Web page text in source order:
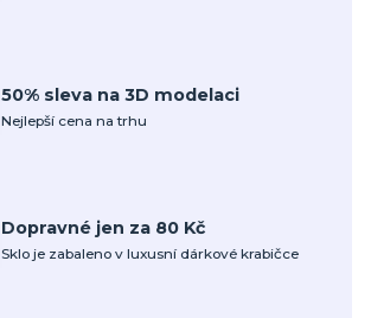
50% sleva na 3D modelaci
Nejlepší cena na trhu
Dopravné jen za 80 Kč
Sklo je zabaleno v luxusní dárkové krabičce